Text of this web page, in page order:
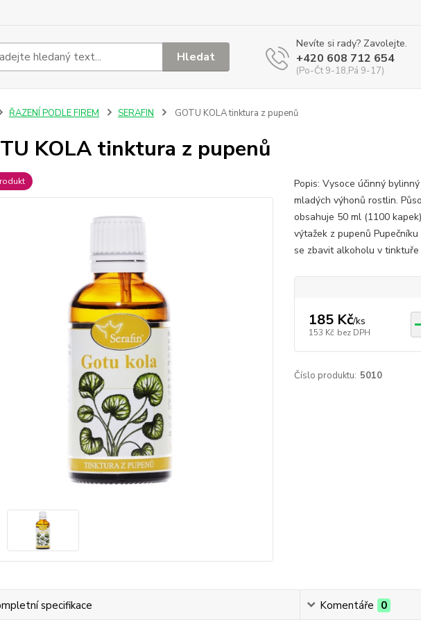
Hledat
Nevíte si rady? Zavolejte.
+420 608 712 654
(Po-Čt 9-18,Pá 9-17)
ŘAZENÍ PODLE FIREM SERAFIN GOTU KOLA tinktura z pupenů
KOLA tinktura z pupenů
Popis: Vysoce účinný
mladých výhonů rostlin.
obsahuje 50 ml (1100
výtažek z pupenů
se zbavit alkoholu v tinktuře
185 Kč/ks
153 Kč bez DPH
Číslo produktu: 5010
specifikace Komentáře 0